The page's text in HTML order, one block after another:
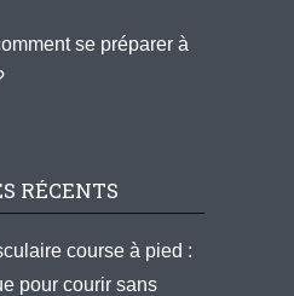
se préparer à
RÉCENTS
course à pied :
pour courir sans